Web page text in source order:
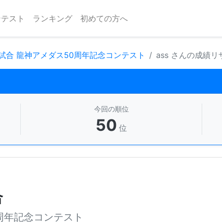
スト ランキング 初めての方へ
合 龍神アメダス50周年記念コンテスト ass さんの成績リ
今回の順位
50 位
記念コンテスト